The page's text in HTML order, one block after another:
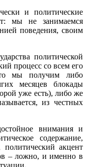
и политические
мы не занимаемся
поведения, своим
политической
процесс со всем его
то мы получим либо
месяцев блокады
уже есть), либо же
из честных
внимания и
содержание,
акцент
– ложно, и именно в